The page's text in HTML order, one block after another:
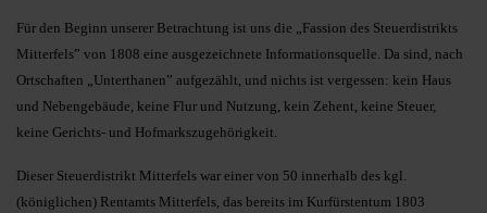
Für den Beginn unserer Betrachtung ist uns die „Fassion des Steuerdistrikts
Mitterfels” von 1808 eine ausgezeichnete Informationsquelle. Da sind, nach
Ortschaften „Unterthanen” aufgezählt, und nichts ist vergessen: kein Haus
und Nebengebäude, keine Flur und Nutzung, kein Zehent, keine Steuer,
keine Gerichts- und Hofmarkszugehörigkeit.
Dieser Steuerdistrikt Mitterfels war einer von 50 innerhalb des kgl.
(königlichen) Rentamts Mitterfels, das bereits im Kurfürstentum 1803